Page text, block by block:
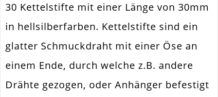
Farbe Hellsilber
Funktion Schmuckdraht Mit Öse
Spezifikation Kettelstift Ösenstift
Verwendung Ketten. Ohrringe. Charm. Dangle
Länge 30mm
30 Kettelstifte mit einer Länge von 30mm
in hellsilberfarben. Kettelstifte sind ein
glatter Schmuckdraht mit einer Öse an
einem Ende, durch welche z.B. andere
Drähte gezogen, oder Anhänger befestigt